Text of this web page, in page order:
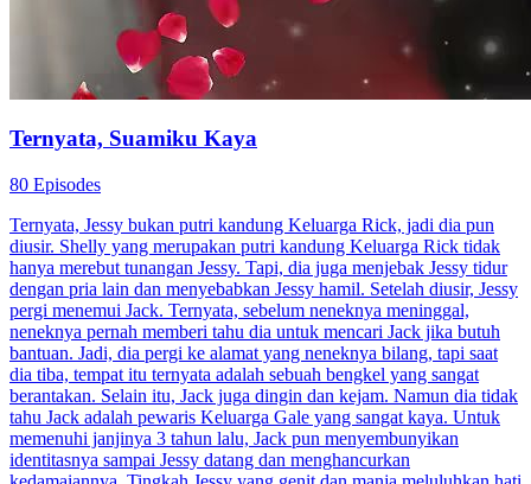
Ternyata, Suamiku Kaya
80 Episodes
Ternyata, Jessy bukan putri kandung Keluarga Rick, jadi dia pun
diusir. Shelly yang merupakan putri kandung Keluarga Rick tidak
hanya merebut tunangan Jessy. Tapi, dia juga menjebak Jessy tidur
dengan pria lain dan menyebabkan Jessy hamil. Setelah diusir, Jessy
pergi menemui Jack. Ternyata, sebelum neneknya meninggal,
neneknya pernah memberi tahu dia untuk mencari Jack jika butuh
bantuan. Jadi, dia pergi ke alamat yang neneknya bilang, tapi saat
dia tiba, tempat itu ternyata adalah sebuah bengkel yang sangat
berantakan. Selain itu, Jack juga dingin dan kejam. Namun dia tidak
tahu Jack adalah pewaris Keluarga Gale yang sangat kaya. Untuk
memenuhi janjinya 3 tahun lalu, Jack pun menyembunyikan
identitasnya sampai Jessy datang dan menghancurkan